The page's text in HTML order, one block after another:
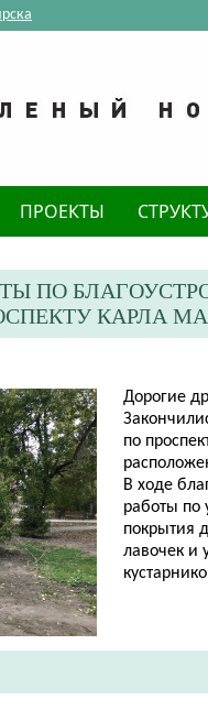
ПРОЕКТЫ
ПО
КАРЛА
Дорогие
по
В ходе
работы по
покрытия
лавочек и